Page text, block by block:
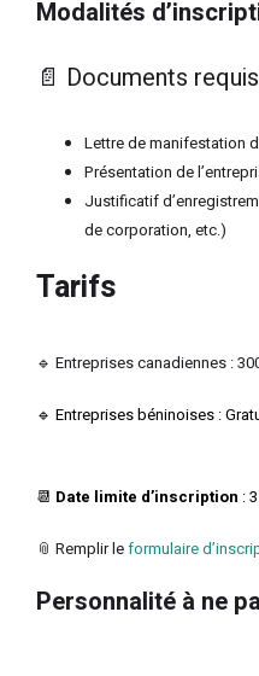
Modalités
📄 Documents
Lettre de manifestation
Présentation de
Justificatif
de corporation, etc.)
Tarifs
🔹 Entreprises canadiennes :
🔹 Entreprises béninoises :
📆 Date limite d’inscription :
📎 Remplir leformulaire
Personnalité à ne